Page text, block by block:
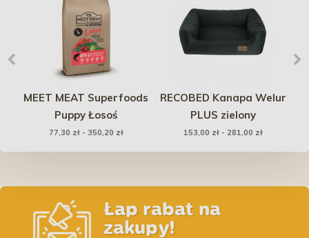
MEET MEAT Superfoods
Puppy Łosoś
77,30 zł - 350,20 zł
RECOBED Kanapa Welur
PLUS zielony
153,00 zł - 281,00 zł
Łap rabat na
zakupy!